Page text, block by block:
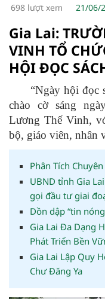
698 lượt xem 21/06/
Gia Lai:
VINH TỔ
HỘI ĐỌC
“Ngày hội đọc
chào cờ sáng
Lương Thế Vinh,
bộ, giáo viên, nhân
Phân Tích
UBND tỉnh Gia
gọi đầu tư giai
Dồn dập “tin
Gia Lai Đa Dạng
Phát Triển Bền
Gia Lai Lập Quy
Chư Đăng Ya